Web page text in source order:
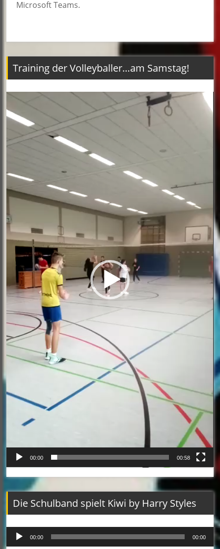
Microsoft Teams.
Training der Volleyballer…am Samstag!
Video-
Player
00:00 00:58
Die Schulband spielt Kiwi by Harry Styles
Audio-
Player
00:00 00:00